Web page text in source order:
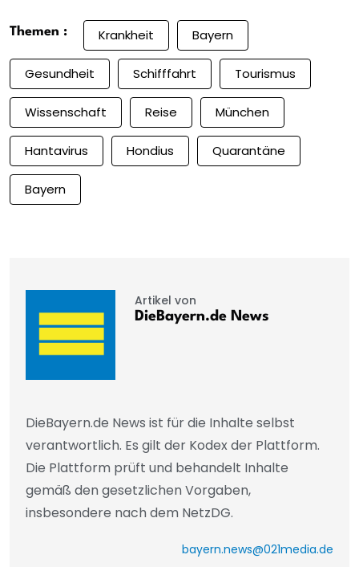
Themen : Krankheit Bayern
Gesundheit Schifffahrt Tourismus
Wissenschaft Reise München
Hantavirus Hondius Quarantäne
Bayern
Artikel von
DieBayern.de News
DieBayern.de News ist für die Inhalte selbst
verantwortlich. Es gilt der Kodex der Plattform.
Die Plattform prüft und behandelt Inhalte
gemäß den gesetzlichen Vorgaben,
insbesondere nach dem NetzDG.
bayern.news@021media.de